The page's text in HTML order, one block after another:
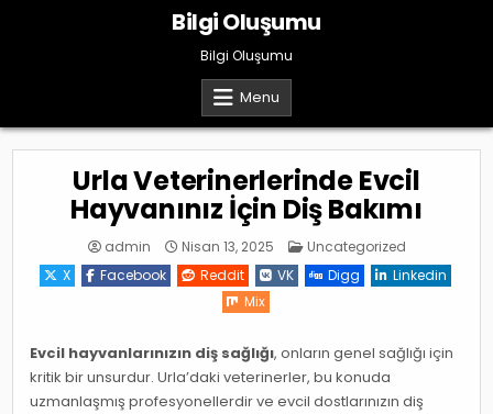
Bilgi Oluşumu
Bilgi Oluşumu
Menu
Urla Veterinerlerinde Evcil
Hayvanınız İçin Diş Bakımı
admin Nisan 13, 2025 Posted
Uncategorized
X
Facebook Reddit VK Digg
Linkedin
Mix
Evcil hayvanlarınızın diş sağlığı, onların genel sağlığı için
kritik bir unsurdur. Urla’daki veterinerler, bu konuda
uzmanlaşmış profesyonellerdir ve evcil dostlarınızın diş